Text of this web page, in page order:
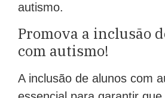
Promova a inclusão
com autismo!
A inclusão de alunos com
essencial para garantir